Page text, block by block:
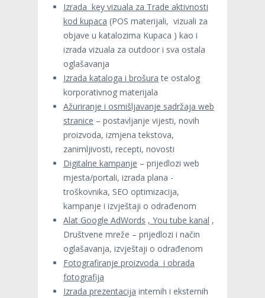
Izrada key vizuala za Trade aktivnosti
kod kupaca (POS materijali, vizuali za
objave u katalozima Kupaca ) kao i
izrada vizuala za outdoor i sva ostala
oglašavanja
Izrada kataloga i brošura te ostalog
korporativnog materijala
Ažuriranje i osmišljavanje sadržaja web
stranice – postavljanje vijesti, novih
proizvoda, izmjena tekstova,
zanimljivosti, recepti, novosti
Digitalne kampanje – prijedlozi web
mjesta/portali, izrada plana -
troškovnika, SEO optimizacija,
kampanje i izvještaji o odrađenom
Alat Google AdWords , You tube kanal ,
Društvene mreže – prijedlozi i način
oglašavanja, izvještaji o odrađenom
Fotografiranje proizvoda i obrada
fotografija
Izrada prezentacija internih i eksternih